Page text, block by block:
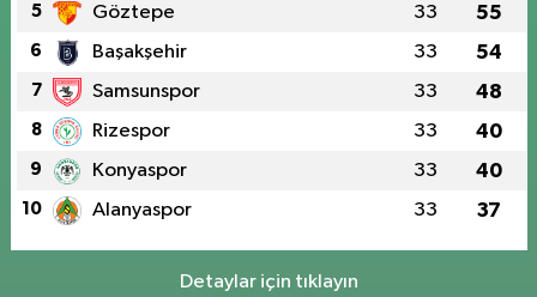
5 Göztepe 33 55
6 Başakşehir 33 54
7 Samsunspor 33 48
8 Rizespor 33 40
9 Konyaspor 33 40
10 Alanyaspor 33 37
Detaylar için tıklayın